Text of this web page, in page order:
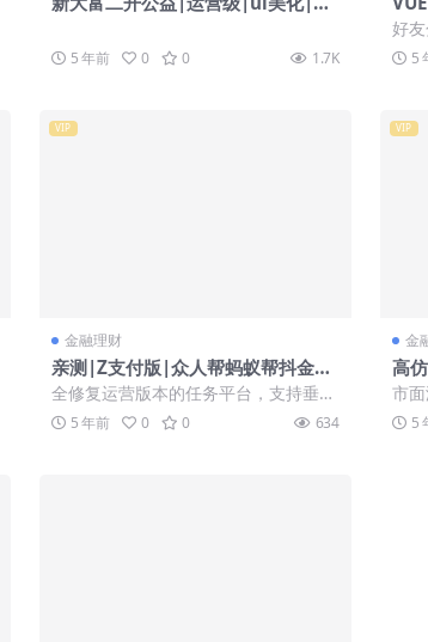
5 年前 0 0 1.7K
好
个5
VIP
金融理财
亲测|Z支付版|众人帮蚂蚁帮抖金点
赞任务平台修复版源码下载
全修复运营版本的任务平台，支持垂直
领域细分，定向导流，带有排行榜功
能，任务发布上...
5 年前 0 0 634
VIP
金
高
市
的
家5